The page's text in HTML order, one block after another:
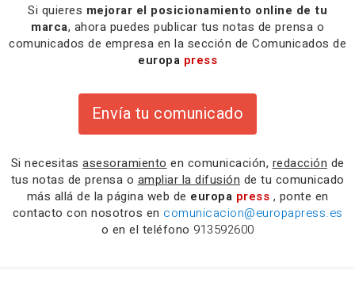
Si quieres mejorar el posicionamiento online de tu
marca, ahora puedes publicar tus notas de prensa o
comunicados de empresa en la sección de Comunicados de
europa press
Envía tu comunicado
Si necesitas asesoramiento en comunicación, redacción de
tus notas de prensa o ampliar la difusión de tu comunicado
más allá de la página web de europa press , ponte en
contacto con nosotros en comunicacion@europapress.es
o en el teléfono 913592600